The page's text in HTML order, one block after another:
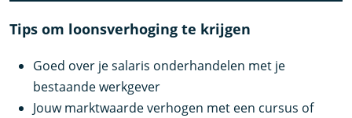
Tips om loonsverhoging te krijgen
Goed over je salaris onderhandelen met je
bestaande werkgever
Jouw marktwaarde verhogen met een cursus of